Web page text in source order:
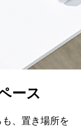
ース
、置き場所を